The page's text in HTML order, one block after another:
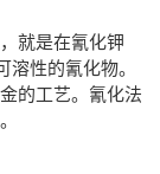
就是在氰化钾
性的氰化物。
的工艺。氰化法